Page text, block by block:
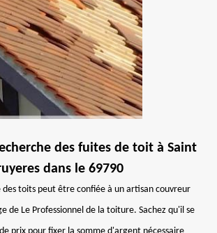
des fuites de toit à Saint
dans le 69790
des toits peut être confiée à un artisan couvreur
de Le Professionnel de la toiture. Sachez qu'il se